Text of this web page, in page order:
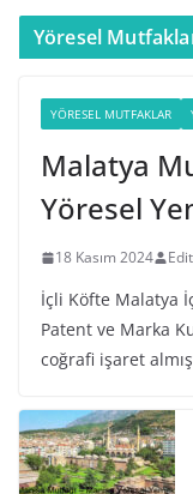
Yöresel
YÖRESEL MUTFAKLAR
Malatya
Yöresel
18 Kasım 2024
İçli Köfte Malatya
Patent ve Marka
coğrafi işaret